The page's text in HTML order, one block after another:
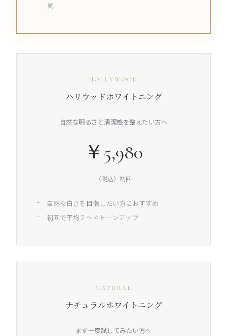
気
HOLLYWOOD
ハリウッドホワイトニング
自然な明るさと清潔感を整えたい方へ
￥5,980
（税込）初回
自然な白さを目指したい方におすすめ
初回で平均２～４トーンアップ
NATURAL
ナチュラルホワイトニング
まず一度試してみたい方へ